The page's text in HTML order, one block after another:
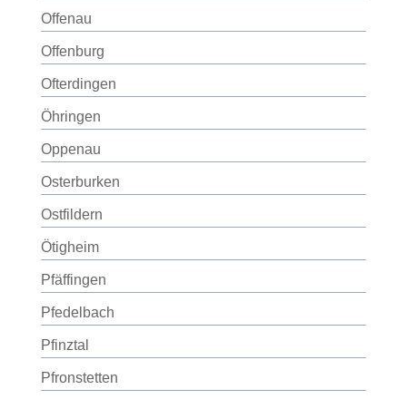
Offenau
Offenburg
Ofterdingen
Öhringen
Oppenau
Osterburken
Ostfildern
Ötigheim
Pfäffingen
Pfedelbach
Pfinztal
Pfronstetten